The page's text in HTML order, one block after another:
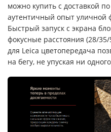
можно купить с доставкой
аутентичный опыт уличной
Быстрый запуск с экрана
фокусные расстояния (28/
для Leica цветопередача
на бегу, не упуская ни